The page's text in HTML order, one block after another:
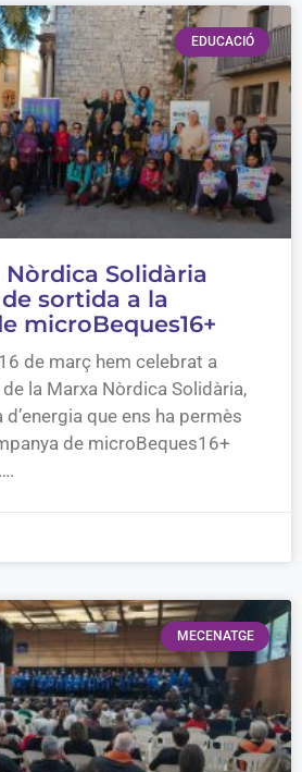
EDUCACIÓ
Nòrdica Solidària
sortida a la
microBeques16+
de març hem celebrat a
la Marxa Nòrdica Solidària,
que ens ha permès
de microBeques16+
MECENATGE